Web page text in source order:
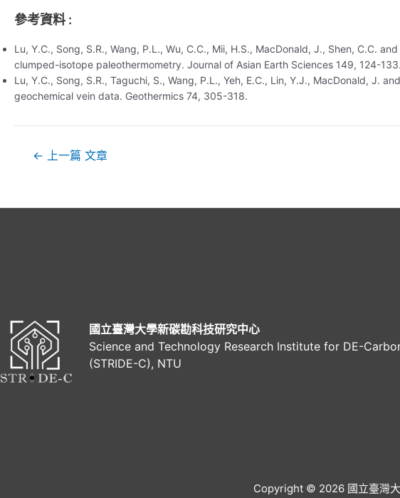
參考資料 :
Lu, Y.C., Song, S.R., Wang, P.L., Wu, C.C., Mii, H.S., MacDonald, J., Shen, C.C.
clumped-isotope paleothermometry. Journal of Asian Earth Sciences 149, 124-133.
Lu, Y.C., Song, S.R., Taguchi, S., Wang, P.L., Yeh, E.C., Lin, Y.J., MacDonald, J.
geochemical vein data. Geothermics 74, 305-318.
覽
← 上一篇 文章
國立臺灣大學新碳勘科技研究中心
Science and Technology Research Institute for DE-
(STRIDE-C), NTU
Copyright © 2026 國立臺灣